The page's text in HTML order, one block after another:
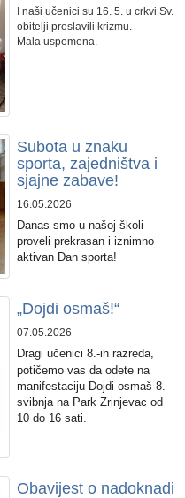
I naši učenici su 16. 5. u crkvi Sv.
obitelji proslavili krizmu.
Mala uspomena.
Subota u znaku
sporta, zajedništva i
sjajne zabave!
16.05.2026
Danas smo u našoj školi
proveli prekrasan i iznimno
aktivan Dan sporta!
„Dojdi osmaš!“
07.05.2026
Dragi učenici 8.-ih razreda,
potičemo vas da odete na
manifestaciju Dojdi osmaš 8.
svibnja na Park Zrinjevac od
10 do 16 sati.
Obavijest o nadoknadi